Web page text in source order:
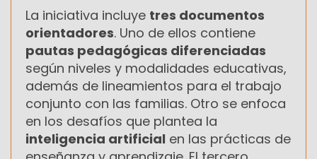
La iniciativa incluye tres documentos
orientadores. Uno de ellos contiene
pautas pedagógicas diferenciadas
según niveles y modalidades educativas,
además de lineamientos para el trabajo
conjunto con las familias. Otro se enfoca
en los desafíos que plantea la
inteligencia artificial en las prácticas de